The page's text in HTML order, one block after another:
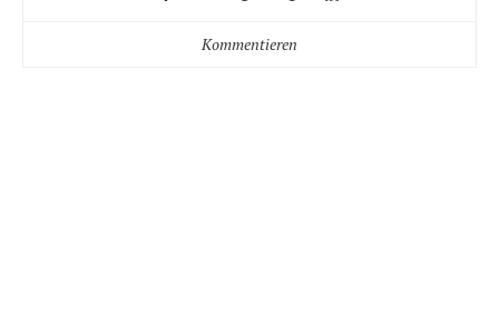
Kommentieren